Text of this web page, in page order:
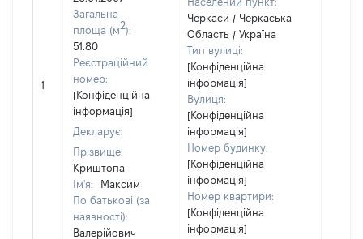
1
Загальна
площа (м2):
51.80
Реєстраційний
номер:
[Конфіденційна
інформація]
Декларує:
Прізвище:
Криштопа
Ім'я:
Максим
По батькові (за
наявності):
Валерійович
Черкаси / Черкаська
Область / Україна
Тип вулиці:
[Конфіденційна
інформація]
Вулиця:
[Конфіденційна
інформація]
Номер будинку:
[Конфіденційна
інформація]
Номер квартири:
[Конфіденційна
інформація]